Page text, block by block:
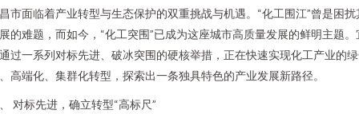
市面临着产业转型与生态保护的双重挑战与机遇。“化工围江”曾是困扰
的难题，而如今，“化工突围”已成为这座城市高质量发展的鲜明主题。
过一系列对标先进、破冰突围的硬核举措，正在快速实现化工产业的
高端化、集群化转型，探索出一条独具特色的产业发展新路径。
对标先进，确立转型“高标尺”